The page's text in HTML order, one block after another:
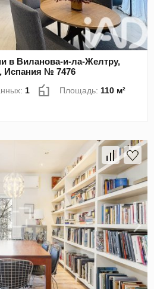
в Виланова-и-ла-Желтру,
Испания № 7476
1 Площадь: 110 м²